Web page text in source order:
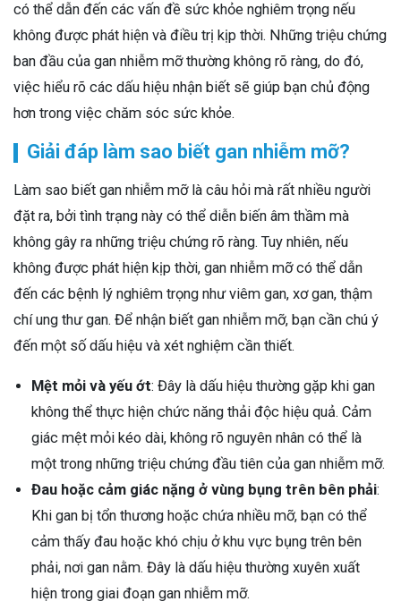
có thể dẫn đến các vấn đề sức khỏe nghiêm trọng nếu
không được phát hiện và điều trị kịp thời. Những triệu chứng
ban đầu của gan nhiễm mỡ thường không rõ ràng, do đó,
việc hiểu rõ các dấu hiệu nhận biết sẽ giúp bạn chủ động
hơn trong việc chăm sóc sức khỏe.
Giải đáp làm sao biết gan nhiễm mỡ?
Làm sao biết gan nhiễm mỡ là câu hỏi mà rất nhiều người
đặt ra, bởi tình trạng này có thể diễn biến âm thầm mà
không gây ra những triệu chứng rõ ràng. Tuy nhiên, nếu
không được phát hiện kịp thời, gan nhiễm mỡ có thể dẫn
đến các bệnh lý nghiêm trọng như viêm gan, xơ gan, thậm
chí ung thư gan. Để nhận biết gan nhiễm mỡ, bạn cần chú ý
đến một số dấu hiệu và xét nghiệm cần thiết.
Mệt mỏi và yếu ớt: Đây là dấu hiệu thường gặp khi gan
không thể thực hiện chức năng thải độc hiệu quả. Cảm
giác mệt mỏi kéo dài, không rõ nguyên nhân có thể là
một trong những triệu chứng đầu tiên của gan nhiễm mỡ.
Đau hoặc cảm giác nặng ở vùng bụng trên bên phải:
Khi gan bị tổn thương hoặc chứa nhiều mỡ, bạn có thể
cảm thấy đau hoặc khó chịu ở khu vực bụng trên bên
phải, nơi gan nằm. Đây là dấu hiệu thường xuyên xuất
hiện trong giai đoạn gan nhiễm mỡ.